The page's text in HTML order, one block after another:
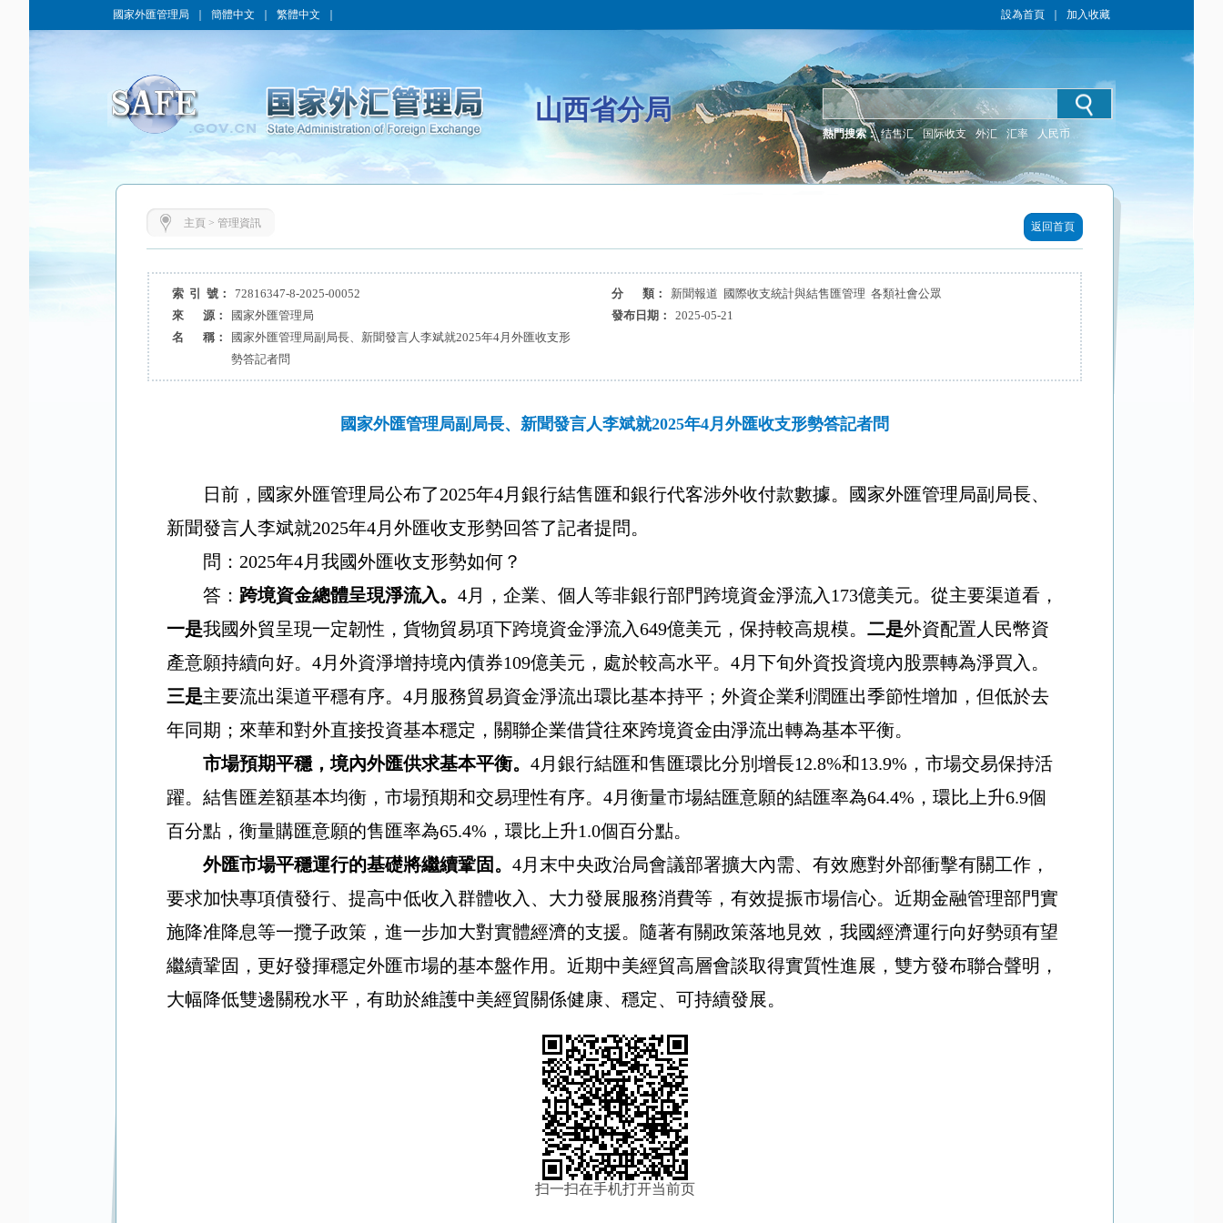
國家外匯管理局 簡體中文 繁體中文 設為首頁 加入收藏
山西省分局
熱門搜索： 结售汇 国际收支 外汇 汇率 人民币
主頁 > 管理資訊 返回首頁
索 引 號： 72816347-8-2025-00052 分 類：
新聞報道 國際收支統計與結售匯管理 各類社會公眾
來 源：
國家外匯管理局 發布日期：
2025-05-21
名 稱：
國家外匯管理局副局長、新聞發言人李斌就2025年4月外匯收支形
勢答記者問
國家外匯管理局副局長、新聞發言人李斌就2025年4月外匯收支形勢答記者問
日前，國家外匯管理局公布了2025年4月銀行結售匯和銀行代客涉外收付款數據。國家外匯管理局副局長、
新聞發言人李斌就2025年4月外匯收支形勢回答了記者提問。
問： 2025年4月我國外匯收支形勢如何？
答： 跨境資金總體呈現淨流入。 4月，企業、個人等非銀行部門跨境資金淨流入 173億美元。從主要渠道看，
一是我國外貿呈現一定韌性，貨物貿易項下跨境資金淨流入649億美元，保持較高規模。 二是外資配置人民幣資
產意願持續向好。 4月外資淨增持境內債券109億美元，處於較高水平。 4月下旬外資投資境內股票轉為淨買入。
三是主要流出渠道平穩有序。 4月服務貿易資金淨流出環比基本持平；外資企業利潤匯出季節性增加，但低於去
年同期；來華和對外直接投資基本穩定，關聯企業借貸往來跨境資金由淨流出轉為基本平衡。
市場預期平穩，境內外匯供求基本平衡。 4月銀行結匯和售匯環比分別增長12.8%和13.9% ，市場交易保持活
躍。結售匯差額基本均衡，市場預期和交易理性有序。 4月衡量市場結匯意願的結匯率為64.4% ，環比上升6.9個
百分點，衡量購匯意願的售匯率為65.4% ，環比上升1.0個百分點。
外匯市場平穩運行的基礎將繼續鞏固。 4月末中央政治局會議部署擴大內需、有效應對外部衝擊有關工作，
要求加快專項債發行、提高中低收入群體收入、大力發展服務消費等，有效提振市場信心。近期金融管理部門實
施降准降息等一攬子政策，進一步加大對實體經濟的支援。隨著有關政策落地見效，我國經濟運行向好勢頭有望
繼續鞏固，更好發揮穩定外匯市場的基本盤作用。近期中美經貿高層會談取得實質性進展，雙方發布聯合聲明，
大幅降低雙邊關稅水平，有助於維護中美經貿關係健康、穩定、可持續發展。
扫一扫在手机打开当前页